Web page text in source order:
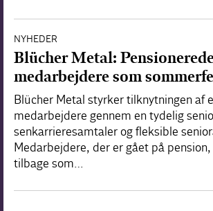
NYHEDER
Blücher Metal:
medarbejdere som
Blücher Metal styrker tilknytningen af
medarbejdere gennem en tydelig
senkarrieresamtaler og fleksible
Medarbejdere, der er gået på
tilbage som…